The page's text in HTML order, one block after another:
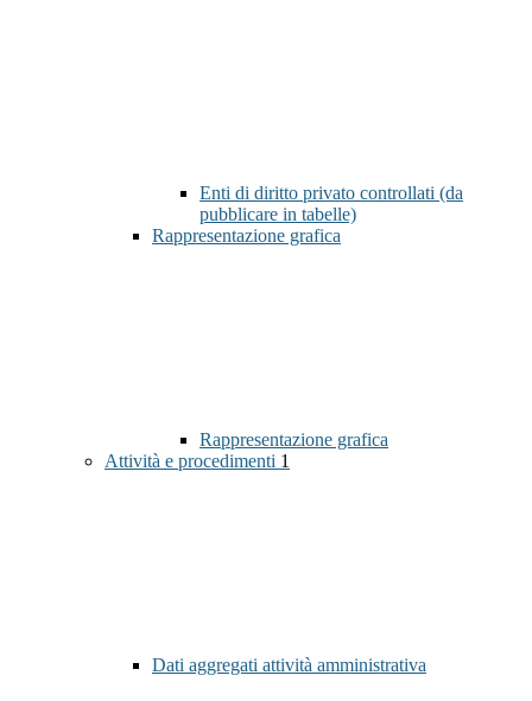
Enti di diritto privato controllati (da
pubblicare in tabelle)
Rappresentazione grafica
Rappresentazione grafica
Attività e procedimenti 1
Dati aggregati attività amministrativa